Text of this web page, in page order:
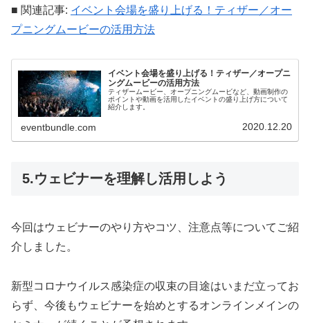
■ 関連記事: イベント会場を盛り上げる！ティザー／オー
プニングムービーの活用方法
イベント会場を盛り上げる！ティザー／オープニ
ングムービーの活用方法
ティザームービー、オープニングムービなど、動画制作の
ポイントや動画を活用したイベントの盛り上げ方について
紹介します。
eventbundle.com 2020.12.20
5.ウェビナーを理解し活用しよう
今回はウェビナーのやり方やコツ、注意点等についてご紹
介しました。
新型コロナウイルス感染症の収束の目途はいまだ立ってお
らず、今後もウェビナーを始めとするオンラインメインの